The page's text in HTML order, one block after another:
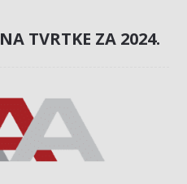
TVRTKE ZA 2024.